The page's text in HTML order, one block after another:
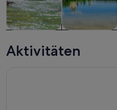
Tagesausflüge
individuelle
Touren
Aktivitäten